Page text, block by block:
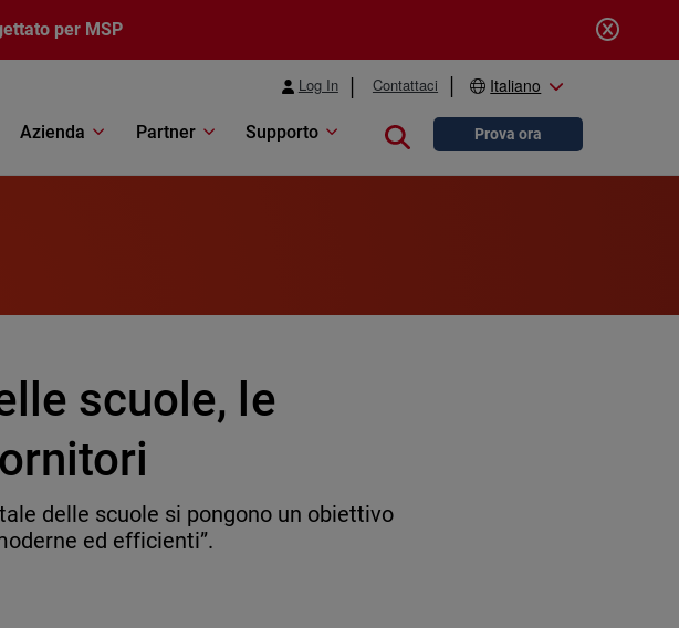
per MSP
Log In Contattaci Italiano
Azienda Partner Supporto Close searchProva ora
scuole, le
delle scuole si pongono un obiettivo
ed efficienti”.